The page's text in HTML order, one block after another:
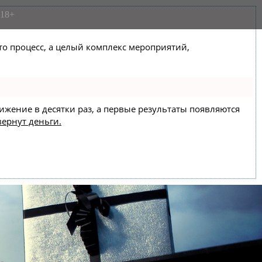
процесс, а целый комплекс мероприятий,
в десятки раз, а первые результаты появляются
деньги.
18+